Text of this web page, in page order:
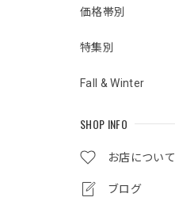
価格帯別
特集別
Fall & Winter
SHOP INFO
お店について
ブログ